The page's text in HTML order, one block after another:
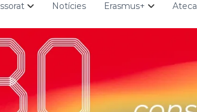
Notícies Erasmus+ Ateca